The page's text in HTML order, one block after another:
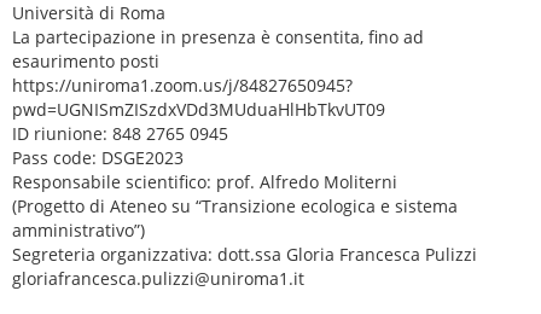
Università di Roma
La partecipazione in presenza è consentita, fino ad
esaurimento posti
https://uniroma1.zoom.us/j/84827650945?
pwd=UGNISmZISzdxVDd3MUduaHlHbTkvUT09
ID riunione: 848 2765 0945
Pass code: DSGE2023
Responsabile scientifico: prof. Alfredo Moliterni
(Progetto di Ateneo su “Transizione ecologica e sistema
amministrativo”)
Segreteria organizzativa: dott.ssa Gloria Francesca Pulizzi
gloriafrancesca.pulizzi@uniroma1.it